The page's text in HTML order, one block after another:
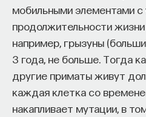
мобильными элементами с
продолжительности жизни
например, грызуны
3 года, не больше. Тогда
другие приматы живут
каждая клетка со
накапливает мутации, в
Ивар Максутов
издатель, сооснователь Редакционно-
издательского
Ульяна